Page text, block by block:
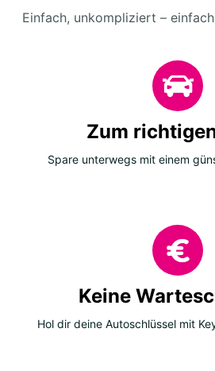
Einfach, unkompliziert –
Zum
Spare unterwegs mit einem
Keine
Hol dir deine Autoschlüssel mit